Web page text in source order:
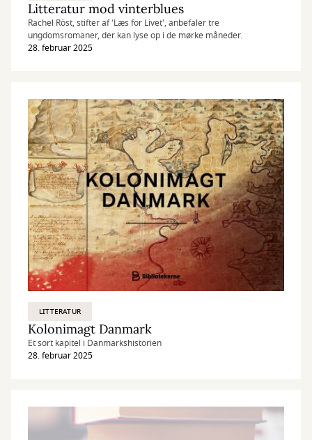
Litteratur mod vinterblues
Rachel Röst, stifter af 'Læs for Livet', anbefaler tre
ungdomsromaner, der kan lyse op i de mørke måneder.
28. februar 2025
LITTERATUR
Kolonimagt Danmark
Et sort kapitel i Danmarkshistorien
28. februar 2025